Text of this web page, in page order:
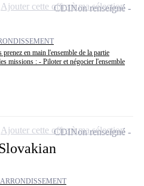
en main l'ensemble de la partie
missions : - Piloter et négocier l'ensemble
CDINon renseigné
Ajouter cette offre à ma sélection
CDINon renseigné
Ajouter cette offre à ma sélection